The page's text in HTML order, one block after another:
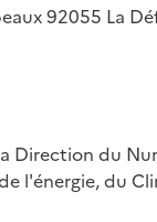
92055 La
Direction du
l'énergie, du